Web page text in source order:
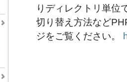
りディレクトリ単位
切り替え方法など
ジをご覧ください。